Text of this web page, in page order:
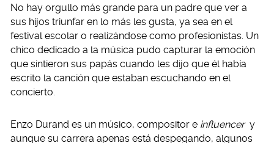
No hay orgullo más grande para un padre que ver a
sus hijos triunfar en lo más les gusta, ya sea en el
festival escolar o realizándose como profesionistas. Un
chico dedicado a la música pudo capturar la emoción
que sintieron sus papás cuando les dijo que él había
escrito la canción que estaban escuchando en el
concierto.
Enzo Durand es un músico, compositor e influencer y
aunque su carrera apenas está despegando, algunos